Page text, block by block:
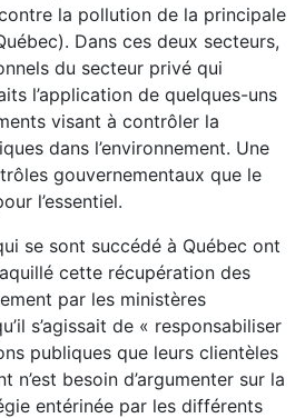
la pollution de la princi­pale
Dans ces deux secteurs,
du secteur privé qui
l’application de quelques-uns
visant à contrôler la
dans l’environnement. Une
gouvernementaux que le
l’essentiel.
se sont succédé à Québec ont
cette récupération des
par les ministères
s’agissait de « responsabiliser
publiques que leurs clientèles
n’est besoin d’argumenter sur la
entérinée par les différents